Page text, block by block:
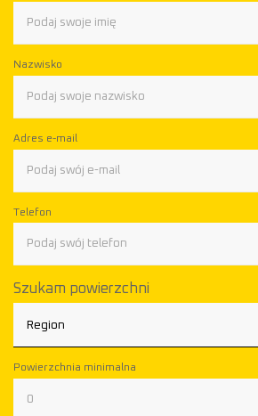
Nazwisko
Adres e-mail
Telefon
Szukam powierzchni
Region
Powierzchnia minimalna